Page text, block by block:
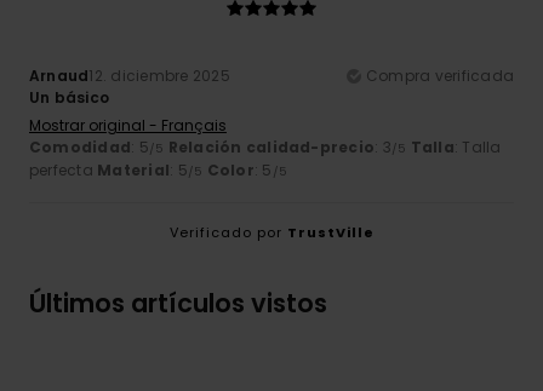
Arnaud12. diciembre 2025
Compra verificada
Un básico
Mostrar original - Français
Comodidad: 5/5 Relación calidad-precio: 3/5 Talla: Talla
perfecta Material: 5/5 Color: 5 /5
Verificado por TrustVille
Últimos artículos vistos